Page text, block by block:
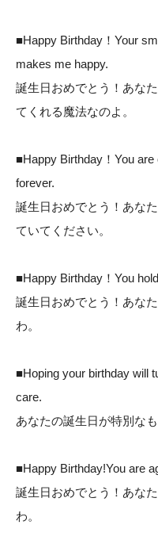
■Happy Birthday！Your
makes me happy.
誕生日おめでとう！あな
てくれる魔法なのよ。
■Happy Birthday！You
forever.
誕生日おめでとう！あな
ていてください。
■Happy Birthday！You
誕生日おめでとう！あな
わ。
■Hoping your birthday will
care.
あなたの誕生日が特別な
■Happy Birthday!You are
誕生日おめでとう！あな
わ。